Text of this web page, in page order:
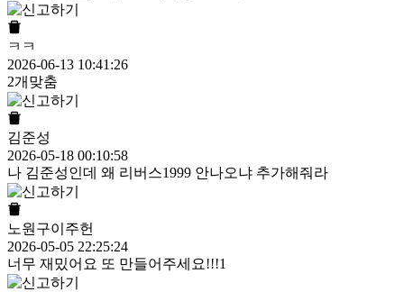
ㅋㅋ
2026-06-13 10:41:26
2개맞춤
김준성
2026-05-18 00:10:58
나 김준성인데 왜 리버스1999 안나오냐 추가해줘라
노원구이주헌
2026-05-05 22:25:24
너무 재밌어요 또 만들어주세요!!!1